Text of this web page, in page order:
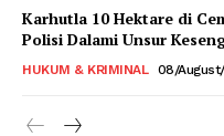
Karhutla 10 Hektare di
Polisi Dalami Unsur
HUKUM & KRIMINAL 08/